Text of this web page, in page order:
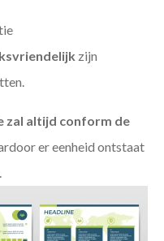
zijn
zal altijd conform de
er eenheid ontstaat